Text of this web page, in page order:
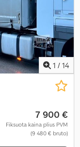
1 / 14
7 900 €
Fiksuota kaina plius PVM
(9 480 € bruto)